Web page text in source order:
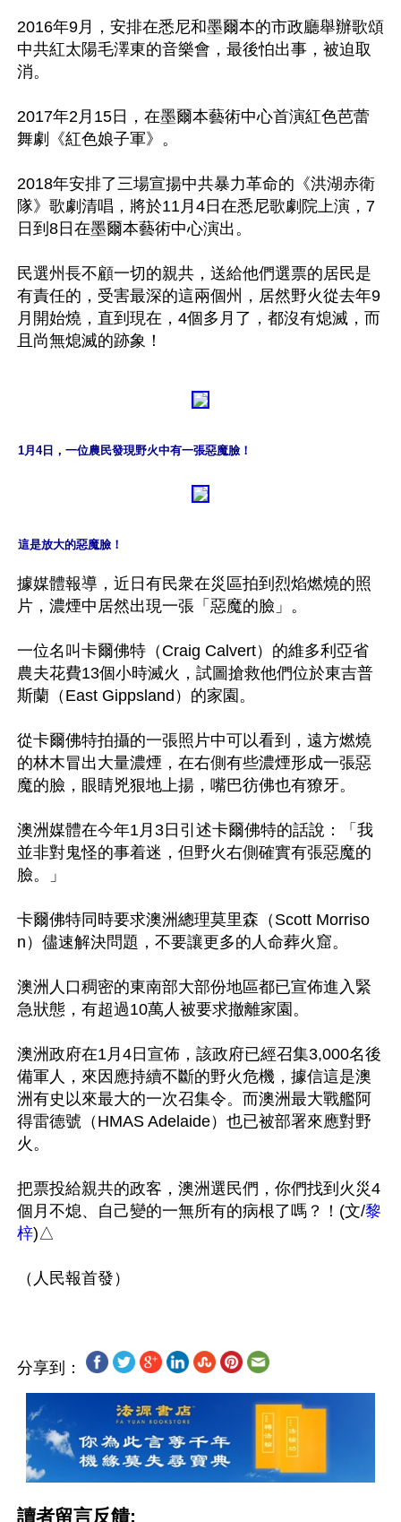
2016年9月，安排在悉尼和墨爾本的市政廳舉辦歌頌
中共紅太陽毛澤東的音樂會，最後怕出事，被迫取
消。
2017年2月15日，在墨爾本藝術中心首演紅色芭蕾
舞劇《紅色娘子軍》。
2018年安排了三場宣揚中共暴力革命的《洪湖赤衛
隊》歌劇清唱，將於11月4日在悉尼歌劇院上演，7
日到8日在墨爾本藝術中心演出。
民選州長不顧一切的親共，送給他們選票的居民是
有責任的，受害最深的這兩個州，居然野火從去年9
月開始燒，直到現在，4個多月了，都沒有熄滅，而
1月4日，一位農民發現野火中有一張惡魔臉！
這是放大的惡魔臉！
據媒體報導，近日有民衆在災區拍到烈焰燃燒的照
片，濃煙中居然出現一張「惡魔的臉」。
一位名叫卡爾佛特（Craig Calvert）的維多利亞省
農夫花費13個小時滅火，試圖搶救他們位於東吉普
斯蘭（East Gippsland）的家園。
從卡爾佛特拍攝的一張照片中可以看到，遠方燃燒
的林木冒出大量濃煙，在右側有些濃煙形成一張惡
魔的臉，眼睛兇狠地上揚，嘴巴彷佛也有獠牙。
澳洲媒體在今年1月3日引述卡爾佛特的話說：「我
並非對鬼怪的事着迷，但野火右側確實有張惡魔的
臉。」
卡爾佛特同時要求澳洲總理莫里森（Scott Morriso
n）儘速解決問題，不要讓更多的人命葬火窟。
澳洲人口稠密的東南部大部份地區都已宣佈進入緊
急狀態，有超過10萬人被要求撤離家園。
澳洲政府在1月4日宣佈，該政府已經召集3,000名後
備軍人，來因應持續不斷的野火危機，據信這是澳
洲有史以來最大的一次召集令。而澳洲最大戰艦阿
得雷德號（HMAS Adelaide）也已被部署來應對野
火。
把票投給親共的政客，澳洲選民們，你們找到火災4
個月不熄、自己變的一無所有的病根了嗎？！(文/黎
梓)△
分享到：
讀者留言反饋: